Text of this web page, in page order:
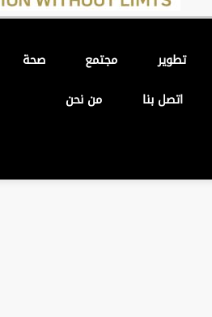
تطوير مجتمع صحة
اتصل بنا من نحن